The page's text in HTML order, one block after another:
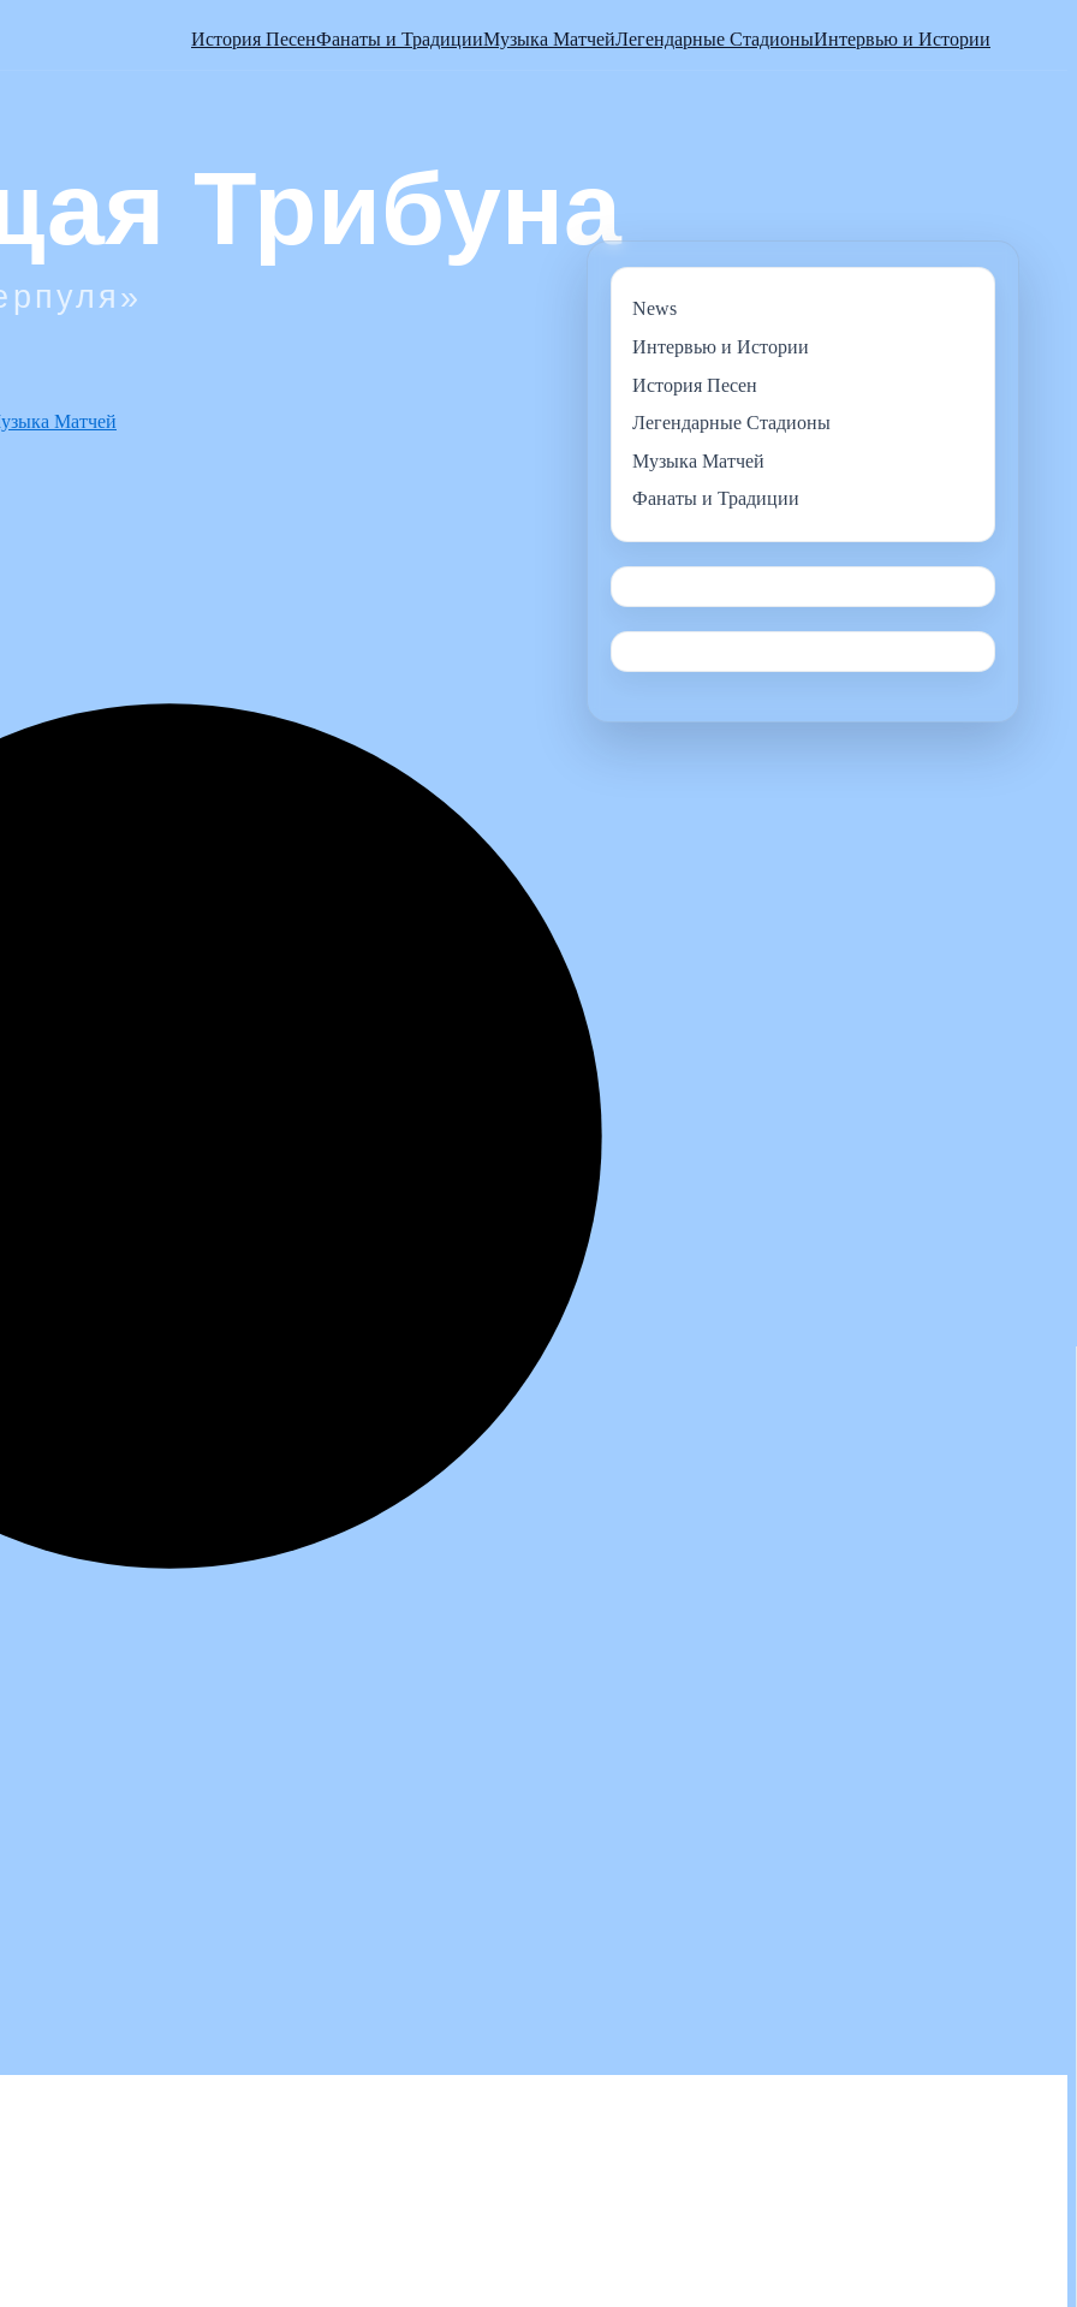
История ПесенФанаты и ТрадицииМузыка МатчейЛегендарные СтадионыИнтервью и Истории
Матчей
News
Интервью и Истории
История Песен
Легендарные Стадионы
Музыка Матчей
Фанаты и Традиции